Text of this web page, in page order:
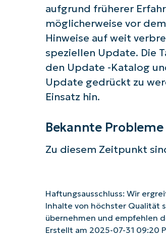
aufgrund früherer
möglicherweise vor
Hinweise auf weit
speziellen Update. Die
den Update -Katalog
Update gedrückt zu
Einsatz hin.
Bekannte Probleme
Zu diesem Zeitpunkt
Haftungsausschluss: Wir
Inhalte von höchster Qualität
übernehmen und empfehlen
Erstellt am 2025-07-31 09:20